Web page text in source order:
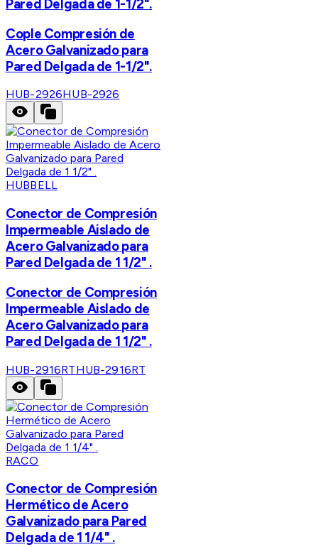
Pared Delgada de 1-1/2".
Cople Compresión de
Acero Galvanizado para
Pared Delgada de 1-1/2".
HUB-2926HUB-2926
HUBBELL
Conector de Compresión
Impermeable Aislado de
Acero Galvanizado para
Pared Delgada de 1 1/2" .
Conector de Compresión
Impermeable Aislado de
Acero Galvanizado para
Pared Delgada de 1 1/2" .
HUB-2916RTHUB-2916RT
RACO
Conector de Compresión
Hermético de Acero
Galvanizado para Pared
Delgada de 1 1/4" .